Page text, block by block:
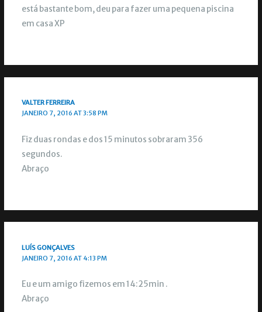
está bastante bom, deu para fazer uma pequena piscina
em casa XP
VALTER FERREIRA
JANEIRO 7, 2016 AT 3:58 PM
Fiz duas rondas e dos 15 minutos sobraram 356
segundos.
Abraço
LUÍS GONÇALVES
JANEIRO 7, 2016 AT 4:13 PM
Eu e um amigo fizemos em 14:25min .
Abraço